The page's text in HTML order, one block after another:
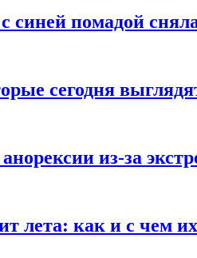
помадой
сегодня
из-за
лета: как и с чем